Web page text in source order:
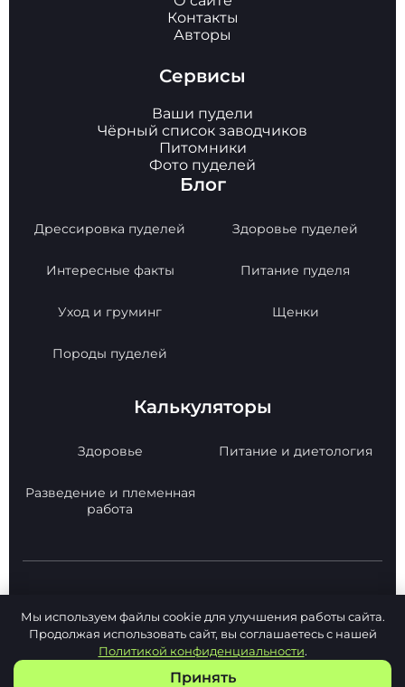
Контакты
Авторы
Сервисы
Ваши пудели
Чёрный список заводчиков
Питомники
Фото пуделей
Блог
Дрессировка пуделей Здоровье пуделей
Интересные факты Питание пуделя
Уход и груминг Щенки
Породы пуделей
Калькуляторы
Здоровье Питание и диетология
Разведение и племенная
работа
Копирование материалов с сайта -
РАЗРЕШЕНО!
Политика конфиденциальности
Карта сайта
Мы используем файлы cookie для улучшения работы сайта.
Продолжая использовать сайт, вы соглашаетесь с нашей
Политикой конфиденциальности.
Принять